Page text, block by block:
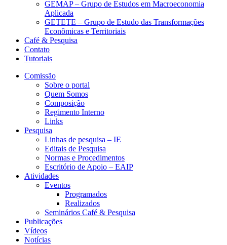
GEMAP – Grupo de Estudos em Macroeconomia
Aplicada
GETETE – Grupo de Estudo das Transformações
Econômicas e Territoriais
Café & Pesquisa
Contato
Tutoriais
Comissão
Sobre o portal
Quem Somos
Composição
Regimento Interno
Links
Pesquisa
Linhas de pesquisa – IE
Editais de Pesquisa
Normas e Procedimentos
Escritório de Apoio – EAIP
Atividades
Eventos
Programados
Realizados
Seminários Café & Pesquisa
Publicações
Vídeos
Notícias